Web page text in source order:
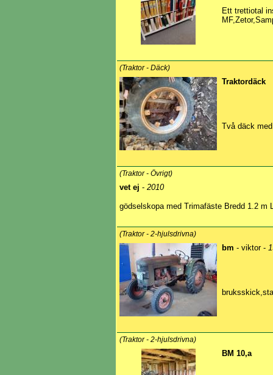
Ett trettiotal
(Traktor - Däck)
Traktordäck
Två däck
(Traktor - Övrigt)
vet ej - 2010
gödselskopa med Trimafäste Bredd 1.2 m
(Traktor - 2-hjulsdrivna)
bm - viktor -
(Traktor - 2-hjulsdrivna)
BM 10,a